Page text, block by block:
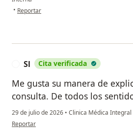
• en opinión del usuario NH
Reportar
Sl Cita verificada
Me gusta su manera de
consulta. De todos los
29 de julio de 2026 • Clinica Médica Integral
en opinión del usuario Sl
Reportar